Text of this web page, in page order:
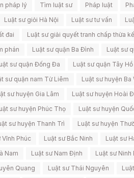
pháp lý Tìm luật sư Pháp luật
Luật sư giỏi Hà Nội Luật sư tư vấn
đai
Luật sư giải quyết tranh chấp thừa kế
phán Luật sư quận Ba Đình Luật sư
sư quận Đống Đa Luật sư quận Tây Hồ
sư quận nam Từ Liêm Luật sư huyện Ba
sư huyện Gia Lâm Luật sư huyện Hoài
sư huyện Phúc Thọ Luật sư huyện
sư huyện Thanh Trì Luật sư huyện
Vĩnh Phúc Luật sư Bắc Ninh Luật sư
Nam Luật sư Nam Định Luật sư Ninh
Quang Luật sư Thái Nguyên